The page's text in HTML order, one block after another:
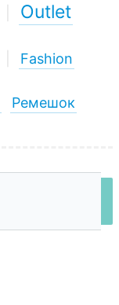
Outlet
Fashion
Ремешок